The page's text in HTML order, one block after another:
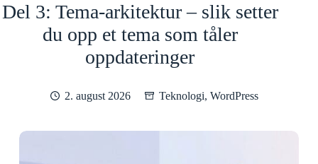
Del 3: Tema-arkitektur – slik setter
du opp et tema som tåler
oppdateringer
2. august 2026 Teknologi, WordPress